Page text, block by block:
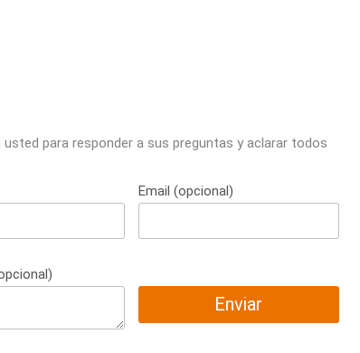
para responder a sus preguntas y aclarar todos
Email (opcional)
Enviar